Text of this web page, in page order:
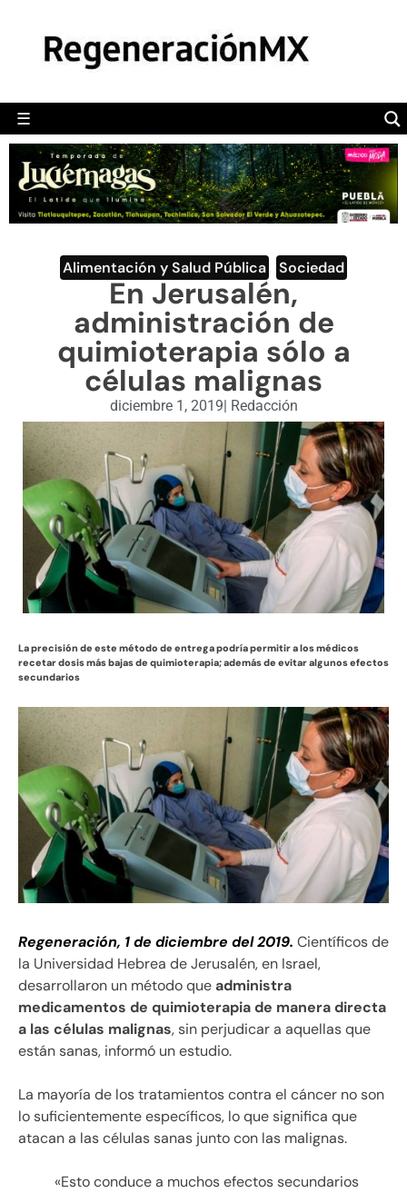
☰
POLÍTICA
CAMALEÓN
OPINIÓN
DEPORTES
ENGLISH SECTION
VIDEOS
Alimentación y Salud Pública Sociedad
En Jerusalén,
administración de
quimioterapia sólo a
células malignas
diciembre 1, 2019| Redacción
La precisión de este método de entrega podría permitir a los médicos
recetar dosis más bajas de quimioterapia; además de evitar algunos efectos
secundarios
Regeneración, 1 de diciembre del 2019. Científicos de
la Universidad Hebrea de Jerusalén, en Israel,
desarrollaron un método queadministra
medicamentos de quimioterapia de manera directa
a las células malignas, sin perjudicar a aquellas que
están sanas, informó un estudio.
La mayoría de los tratamientos contra el cáncer no son
lo suficientemente específicos, lo que significa que
atacan a las células sanas junto con las malignas.
«Esto conduce a muchos efectos secundarios